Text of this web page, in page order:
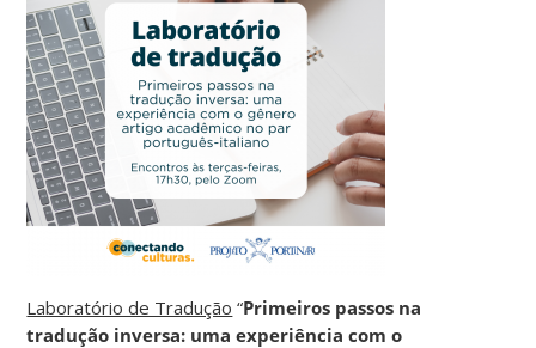
Laboratório de Tradução “Primeiros passos na
tradução inversa: uma experiência com o